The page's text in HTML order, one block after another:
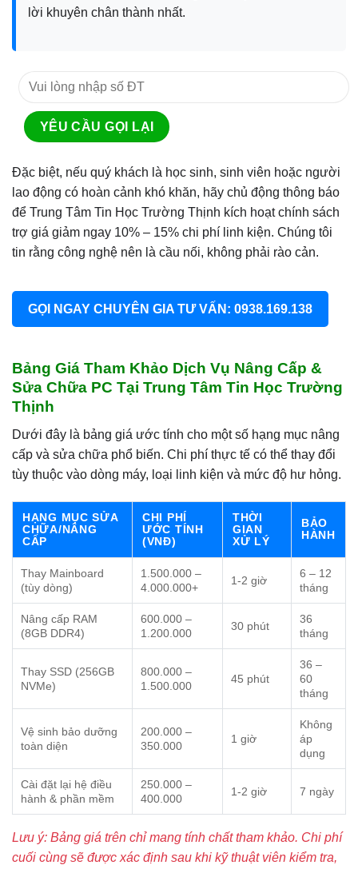
lời khuyên chân thành nhất.
Đặc biệt, nếu quý khách là học sinh, sinh viên hoặc người
lao động có hoàn cảnh khó khăn, hãy chủ động thông báo
để Trung Tâm Tin Học Trường Thịnh kích hoạt chính sách
trợ giá giảm ngay 10% – 15% chi phí linh kiện. Chúng tôi
tin rằng công nghệ nên là cầu nối, không phải rào cản.
GỌI NGAY CHUYÊN GIA TƯ VẤN: 0938.169.138
Bảng Giá Tham Khảo Dịch Vụ Nâng Cấp &
Sửa Chữa PC Tại Trung Tâm Tin Học Trường
Thịnh
Dưới đây là bảng giá ước tính cho một số hạng mục nâng
cấp và sửa chữa phổ biến. Chi phí thực tế có thể thay đổi
tùy thuộc vào dòng máy, loại linh kiện và mức độ hư hỏng.
HẠNG MỤC SỬA
CHỮA/NÂNG
CẤP
CHI PHÍ
ƯỚC TÍNH
(VNĐ)
THỜI
GIAN
XỬ LÝ
BẢO
HÀNH
Thay Mainboard
(tùy dòng)
1.500.000 –
4.000.000+
1-2 giờ
6 – 12
tháng
Nâng cấp RAM
(8GB DDR4)
600.000 –
1.200.000
30 phút
36
tháng
Thay SSD (256GB
NVMe)
800.000 –
1.500.000
45 phút
36 –
60
tháng
Vệ sinh bảo dưỡng
toàn diện
200.000 –
350.000
1 giờ
Không
áp
dụng
Cài đặt lại hệ điều
hành & phần mềm
250.000 –
400.000
1-2 giờ 7 ngày
Lưu ý: Bảng giá trên chỉ mang tính chất tham khảo. Chi phí
cuối cùng sẽ được xác định sau khi kỹ thuật viên kiểm tra,